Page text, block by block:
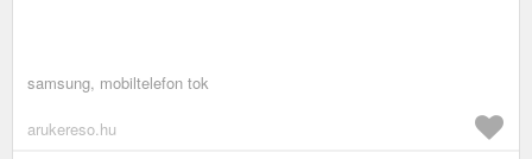
samsung, mobiltelefon tok
arukereso.hu